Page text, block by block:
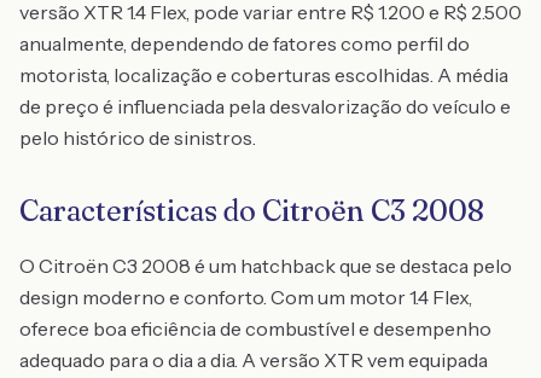
versão XTR 1.4 Flex, pode variar entre R$ 1.200 e R$ 2.500
anualmente, dependendo de fatores como perfil do
motorista, localização e coberturas escolhidas. A média
de preço é influenciada pela desvalorização do veículo e
pelo histórico de sinistros.
Características do Citroën C3 2008
O Citroën C3 2008 é um hatchback que se destaca pelo
design moderno e conforto. Com um motor 1.4 Flex,
oferece boa eficiência de combustível e desempenho
adequado para o dia a dia. A versão XTR vem equipada